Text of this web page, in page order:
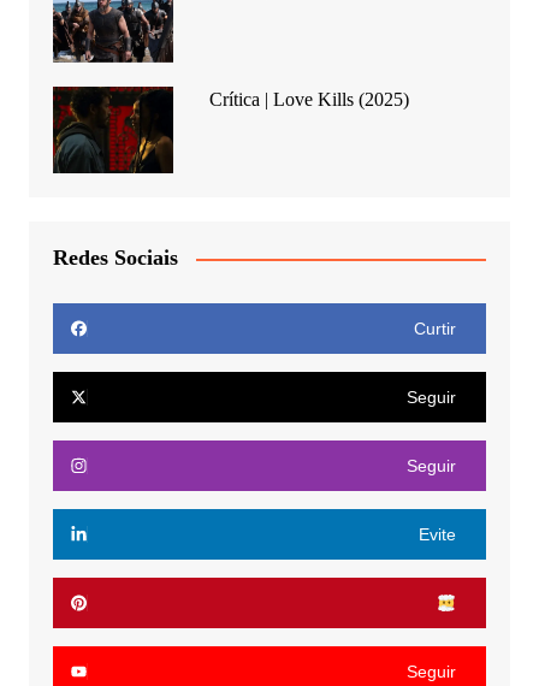
Crítica | Love Kills (2025)
Redes Sociais
Curtir
Seguir
Seguir
Evite
Seguir